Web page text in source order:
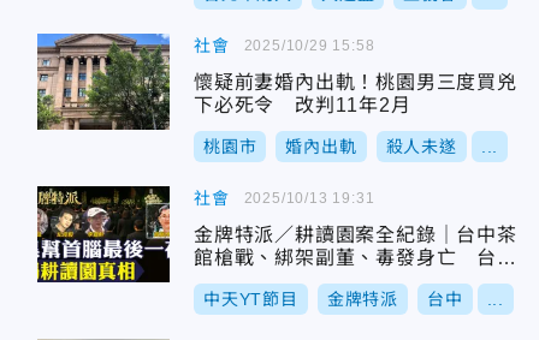
社會
懷疑前妻婚內出軌！桃園男三度買兇
下必死令 改判11年2月
桃園市 婚內出軌 殺人未遂
2025/10/29 15:58
社會
金牌特派／耕讀園案全紀錄｜台中茶
館槍戰、綁架副董、毒發身亡 台灣
黑幫最詭譎故事
中天YT節目 金牌特派 台中
2025/10/13 19:31